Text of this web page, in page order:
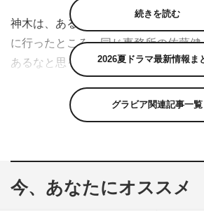
神木は、ある日、蜷川実花コラボの
に行ったところ、同じ事務所の佐藤健
あるなと思ったら、まったく同じト
いパンツとサンダルという着こなしま
いう仰天事件を明かす。
父さん役」と話すと、覚えていないふ
続きを読む
2026夏ドラマ最新情報ま
グラビア関連記事一覧
今、あなたにオススメ